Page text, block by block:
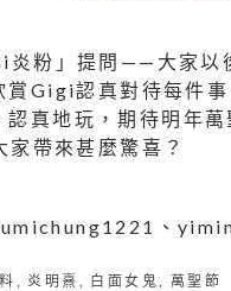
炎粉」提問——大家以
賞Gigi認真對待每件
認真地玩，期待明年萬
帶來甚麼驚喜？
、
, 炎明熹 , 白面女鬼, 萬聖節